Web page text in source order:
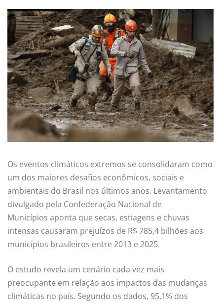
Os eventos climáticos extremos se consolidaram como
um dos maiores desafios econômicos, sociais e
ambientais do Brasil nos últimos anos. Levantamento
divulgado pela Confederação Nacional de
Municípios aponta que secas, estiagens e chuvas
intensas causaram prejuízos de R$ 785,4 bilhões aos
municípios brasileiros entre 2013 e 2025.
O estudo revela um cenário cada vez mais
preocupante em relação aos impactos das mudanças
climáticas no país. Segundo os dados, 95,1% dos